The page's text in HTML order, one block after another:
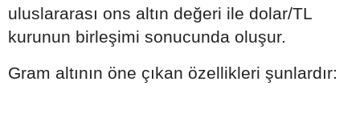
uluslararası ons altın değeri ile dolar/TL
kurunun birleşimi sonucunda oluşur.
Gram altının öne çıkan özellikleri şunlardır: